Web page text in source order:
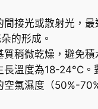
間接光或散射光，
的形成。
質稍微乾燥，避免
長溫度為18-24°C
空氣濕度（50%-